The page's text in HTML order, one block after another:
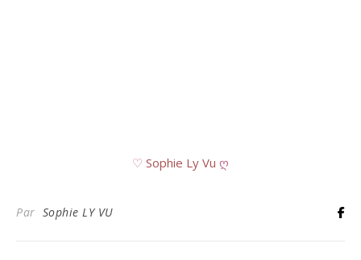
♡ Sophie Ly Vu ღ
Par Sophie LY VU